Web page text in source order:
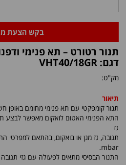
בקש הצעת
תנור רטורט – תא פנימי
דגם: VHT40/18GR
מק"ט:
תיאור
תנור קומפקטי עם תא פנימי מחומם באופן
התא הפנימי האטום לואקום מאפשר לבצע
גז
תגובה, גז מגן או בואקום, בהתאם למפרטי
mbar.
התנור הבסיסי מתאים לפעולה עם גזי